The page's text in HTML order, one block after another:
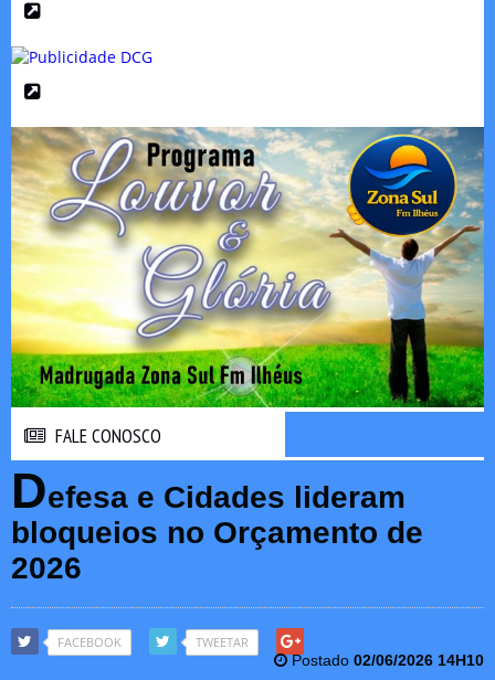
FALE CONOSCO
Defesa e Cidades lideram
bloqueios no Orçamento de
2026
FACEBOOK TWEETAR
Postado 02/06/2026 14H10